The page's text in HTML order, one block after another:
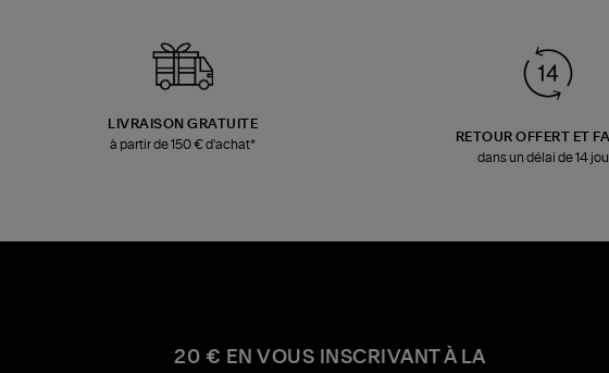
LIVRAISON GRATUITE
à partir de 150 € d'achat*
RETOUR OFFERT ET
dans un délai de 14
20 € EN VOUS INSCRIVANT À LA